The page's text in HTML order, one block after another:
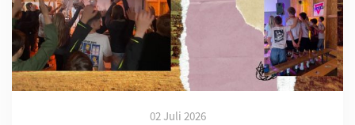
02 Juli 2026